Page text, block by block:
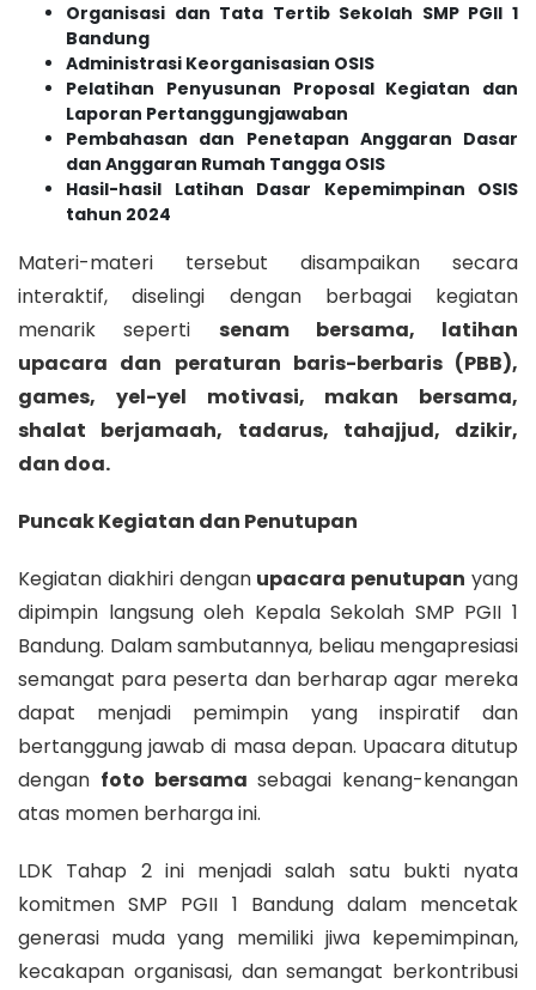
Organisasi dan Tata Tertib Sekolah SMP PGII 1
Bandung
Administrasi Keorganisasian OSIS
Pelatihan Penyusunan Proposal Kegiatan dan
Laporan Pertanggungjawaban
Pembahasan dan Penetapan Anggaran Dasar
dan Anggaran Rumah Tangga OSIS
Hasil-hasil Latihan Dasar Kepemimpinan OSIS
tahun 2024
Materi-materi tersebut disampaikan secara
interaktif, diselingi dengan berbagai kegiatan
menarik seperti senam bersama, latihan
upacara dan peraturan baris-berbaris (PBB),
games, yel-yel motivasi, makan bersama,
shalat berjamaah, tadarus, tahajjud, dzikir,
dan doa.
Puncak Kegiatan dan Penutupan
Kegiatan diakhiri dengan upacara penutupan yang
dipimpin langsung oleh Kepala Sekolah SMP PGII 1
Bandung. Dalam sambutannya, beliau mengapresiasi
semangat para peserta dan berharap agar mereka
dapat menjadi pemimpin yang inspiratif dan
bertanggung jawab di masa depan. Upacara ditutup
dengan foto bersama sebagai kenang-kenangan
atas momen berharga ini.
LDK Tahap 2 ini menjadi salah satu bukti nyata
komitmen SMP PGII 1 Bandung dalam mencetak
generasi muda yang memiliki jiwa kepemimpinan,
kecakapan organisasi, dan semangat berkontribusi